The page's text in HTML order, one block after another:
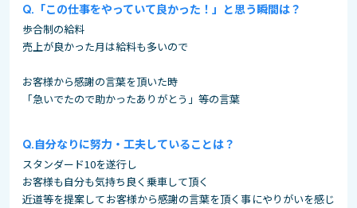
「この仕事をやっていて良かった！」と思う瞬間は？
歩合制の給料
売上が良かった月は給料も多いので
お客様から感謝の言葉を頂いた時
「急いでたので助かったありがとう」等の言葉
自分なりに努力・工夫していることは？
スタンダード10を遂行し
お客様も自分も気持ち良く乗車して頂く
近道等を提案してお客様から感謝の言葉を頂く事にやりがいを感じ